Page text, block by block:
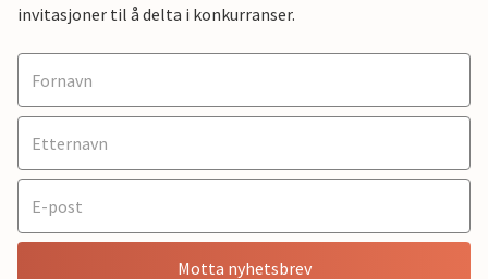
invitasjoner til å delta i konkurranser.
Motta nyhetsbrev